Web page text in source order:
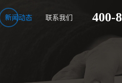
新闻动态 联系我们 400-